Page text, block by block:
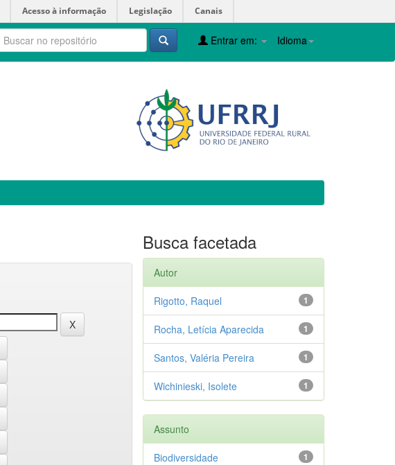
Acesso à informação Legislação Canais
Idioma
Entrar em:
Busca facetada
Autor
1
Rigotto, Raquel
1
Rocha, Letícia Aparecida
1
Santos, Valéria Pereira
1
Wichinieski, Isolete
Assunto
1
Biodiversidade